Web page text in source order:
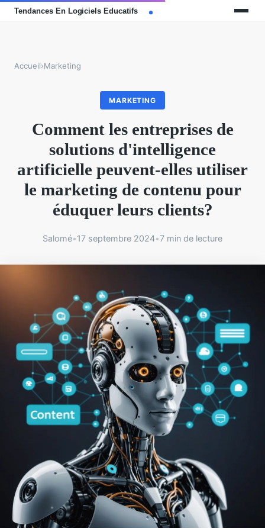
Accueil›Marketing
MARKETING
Comment les entreprises de
solutions d'intelligence
artificielle peuvent-elles utiliser
le marketing de contenu pour
éduquer leurs clients?
Salomé•17 septembre 2024•7 min de lecture